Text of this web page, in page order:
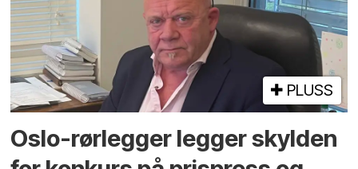
PLUSS
Oslo-rørlegger legger skylden